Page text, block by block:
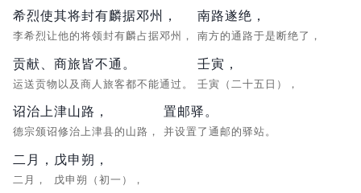
希烈使其将封有麟据邓州，
李希烈让他的将领封有麟占据邓州，
南路遂绝，
南方的通路于是断绝了，
贡献、商旅皆不通。
运送贡物以及商人旅客都不能通过。
壬寅，
壬寅（二十五日），
诏治上津山路，
德宗颁诏修治上津县的山路，
置邮驿。
并设置了通邮的驿站。
二月，
二月，
戊申朔，
戊申朔（初一），